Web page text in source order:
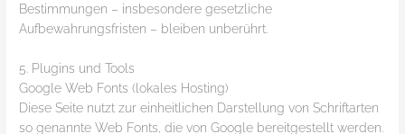
Bestimmungen – insbesondere gesetzliche
Aufbewahrungsfristen – bleiben unberührt.
5. Plugins und Tools
Google Web Fonts (lokales Hosting)
Diese Seite nutzt zur einheitlichen Darstellung von Schriftarten
so genannte Web Fonts, die von Google bereitgestellt werden.